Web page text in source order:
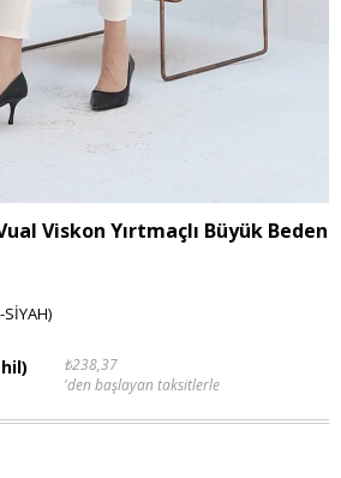
Viskon Yırtmaçlı Büyük Beden
₺238,37
'den başlayan taksitlerle